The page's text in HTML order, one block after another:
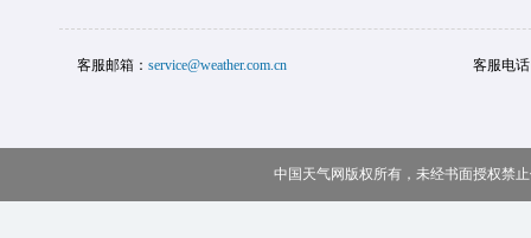
客服邮箱： service@weather.com.cn 客服电
中国天气网版权所有，未经书面授权